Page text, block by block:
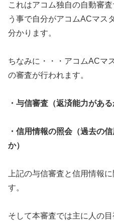
これはアコム独自の自動審
う事で自分がアコムACマス
分かります。
ちなみに・・・アコムACマ
の審査が行われます。
・与信審査（返済能力があ
・信用情報の照会（過去の
か）
上記の与信審査と信用情報
す。
そして本審査では主に人の